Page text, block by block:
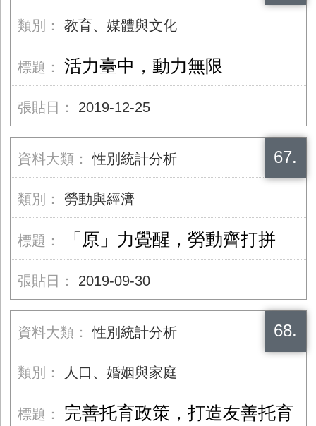
教育、媒體與文化
活力臺中，動力無限
2019-12-25
67.
性別統計分析
勞動與經濟
「原」力覺醒，勞動齊打拼
2019-09-30
68.
性別統計分析
人口、婚姻與家庭
完善托育政策，打造友善托育